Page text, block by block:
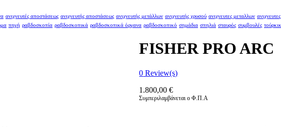
ανιχνευτές αποστάσεως ανιχνευτής αποστάσεως ανιχνευτής μετάλλων ανιχνευτής χρυσού ανιχνευτες μεταλλων
πηγή ραβδοσκοπία ραβδοσκοπικά ραβδοσκοπικά όργανα ραβδοσκοπικό σημάδια σπηλιά σταυρός συμβουλές
FISHER PRO ARC
0 Review(s)
1.800,00€
Συμπεριλαμβάνεται ο Φ.Π.Α